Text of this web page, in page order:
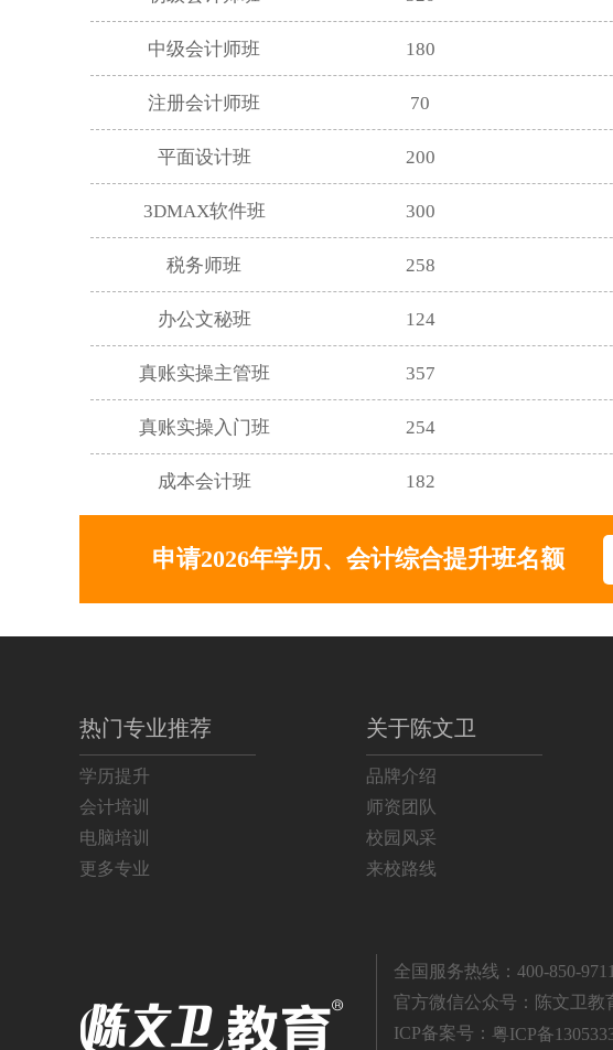
中级会计师班
注册会计师班
平面设计班
3DMAX软件班
税务师班
办公文秘班
真账实操主管班
真账实操入门班
成本会计班
电商美工摄影班 68
高升本学历班 417
180
3DMAX软件班 300
申请2026年学历、会计综合提升班名额
热门专业推荐
学历提升
会计培训
电脑培训
更多专业
关于陈文卫
品牌介绍
师资团队
校园风采
来校路线
全国服务热线：400-850-9711
官方微信公众号：陈文卫教
ICP备案号： 粤ICP备